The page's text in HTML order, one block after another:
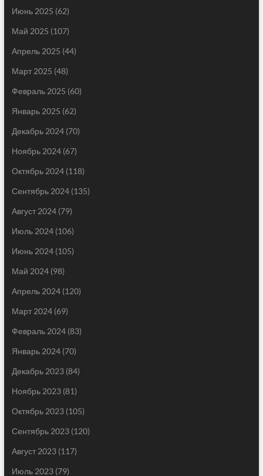
Июнь 2025 (62)
Май 2025 (107)
Апрель 2025 (44)
Март 2025 (48)
Февраль 2025 (60)
Январь 2025 (62)
Декабрь 2024(70)
Ноябрь 2024(67)
Октябрь 2024(118)
Сентябрь 2024(135)
Август 2024(79)
Июль 2024(106)
Июнь 2024(105)
Май 2024(98)
Апрель 2024(120)
Март 2024(69)
Февраль 2024(83)
Январь 2024(70)
Декабрь 2023(84)
Ноябрь 2023(81)
Октябрь 2023(105)
Сентябрь 2023(120)
Август 2023(117)
Июль 2023(79)